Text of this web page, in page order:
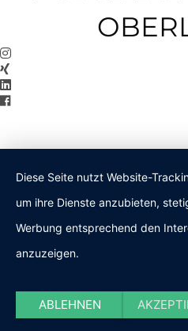
Diese Seite nutzt Website-
um ihre Dienste anzubieten,
Werbung entsprechend den
anzuzeigen.
ABLEHNEN